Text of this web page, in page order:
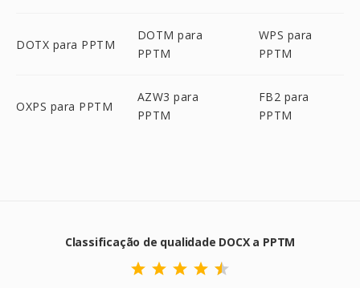
DOTX para PPTM
DOTM para
PPTM
WPS para
PPTM
OXPS para PPTM
AZW3 para
PPTM
FB2 para
PPTM
Classificação de qualidade DOCX a PPTM